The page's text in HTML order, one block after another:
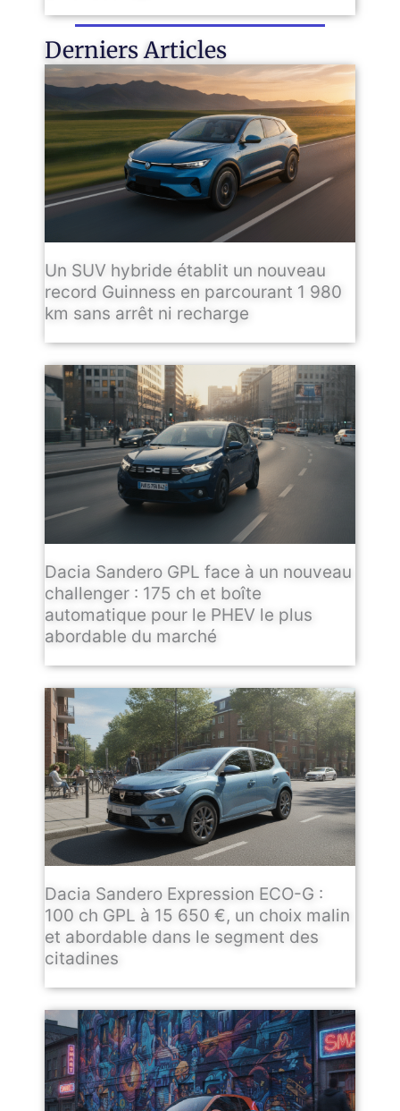
Derniers Articles
Un SUV hybride établit un nouveau
record Guinness en parcourant 1 980
km sans arrêt ni recharge
Dacia Sandero GPL face à un nouveau
challenger : 175 ch et boîte
automatique pour le PHEV le plus
abordable du marché
Dacia Sandero Expression ECO-G :
100 ch GPL à 15 650 €, un choix malin
et abordable dans le segment des
citadines